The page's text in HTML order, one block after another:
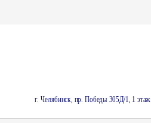
г. Челябинск, пр. Победы 305Д/1, 1 этаж